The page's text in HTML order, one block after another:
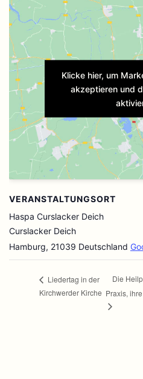
VERANSTALTUNGSORT
Haspa Curslacker Deich
Curslacker Deich
Hamburg, 21039 Deutschland
Klicke hier, um
akzeptieren und
Liedertag in der
Kirchwerder Kirche
Die
Praxis,